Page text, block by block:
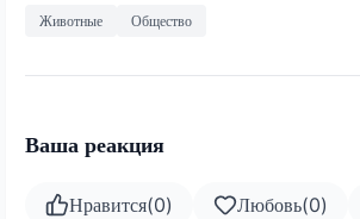
Животные Общество
Ваша реакция
Нравится(0) Любовь(0)